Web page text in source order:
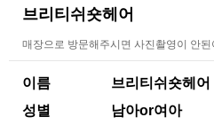
브리티쉬숏헤어
매장으로 방문해주시면 사진촬영이 안
이름
브리티쉬숏헤어
성별
남아or여아